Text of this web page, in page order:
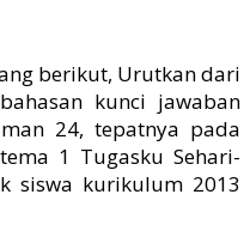
berikut, Urutkan dari
kunci jawaban
24, tepatnya pada
1 Tugasku Sehari-
siswa kurikulum 2013